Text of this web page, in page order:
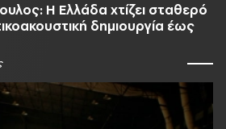
Η Ελλάδα χτίζει σταθερό
δημιουργία έως